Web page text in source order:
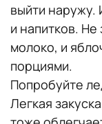
выйти наружу.
и напитков.
молоко, и
порциями.
Попробуйте
Легкая